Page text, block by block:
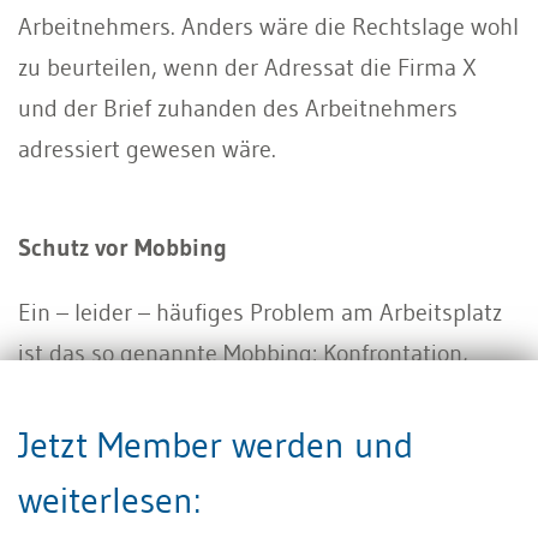
Arbeitnehmers. Anders wäre die Rechtslage wohl
zu beurteilen, wenn der Adressat die Firma X
und der Brief zuhanden des Arbeitnehmers
adressiert gewesen wäre.
Schutz vor Mobbing
Ein – leider – häufiges Problem am Arbeitsplatz
ist das so genannte Mobbing: Konfrontation,
eines einzelnen Mitarbeiters durch seine
wodurch jener systematisch ausgegrenzt wird.
Jetzt Member werden und
weiterlesen: